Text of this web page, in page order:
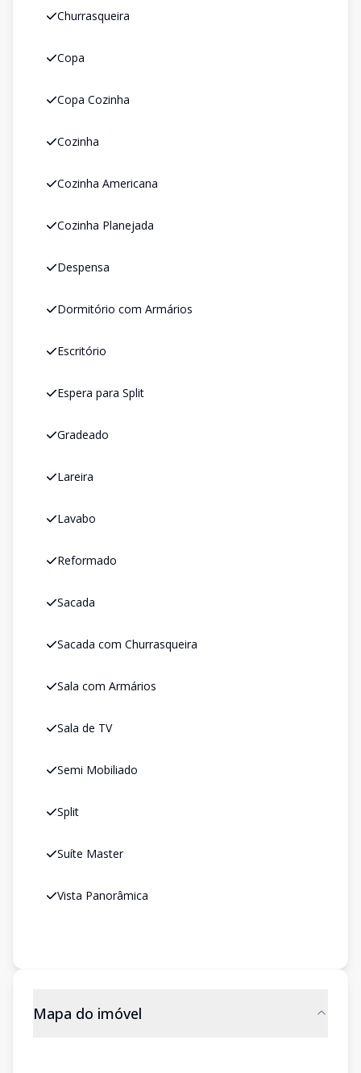
Churrasqueira
Copa
Copa Cozinha
Cozinha
Cozinha Americana
Cozinha Planejada
Despensa
Dormitório com Armários
Escritório
Espera para Split
Gradeado
Lareira
Lavabo
Reformado
Sacada
Sacada com Churrasqueira
Sala com Armários
Sala de TV
Semi Mobiliado
Split
Suíte Master
Vista Panorâmica
Mapa do imóvel